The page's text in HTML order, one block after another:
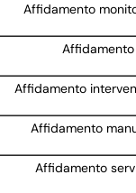
Affidamento
Affidamento
Affidamento
Affidamento